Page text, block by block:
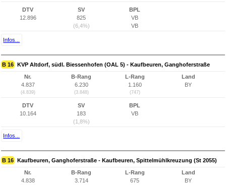
DTV
12.896
SV
825
(6,4%)
BPL
VB
VB
Infos...
B 16 KVP Altdorf, südl. Biessenhofen (OAL 5) - Kaufbeuren, Ganghoferstraße
Nr.
4.837
(4.839)
B-Rang
6.230
(3.848)
L-Rang
1.160
(747)
Land
BY
DTV
10.164
SV
183
(1,8%)
BPL
VB
Infos...
B 16 Kaufbeuren, Ganghoferstraße - Kaufbeuren, Spittelmühlkreuzung (St 2055)
Nr.
4.838
B-Rang
3.714
L-Rang
675
Land
BY